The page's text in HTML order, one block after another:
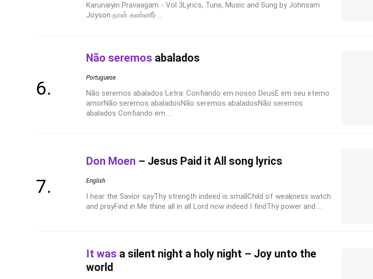
Karunaiyin Pravaagam - Vol 3Lyrics, Tune, Music and Sung by Johnsam
Joyson நான் கண்ணீர் ...
Não seremos abalados
Portuguese
Não seremos abalados Letra: Confiando em nosso DeusE em seu eterno
amorNão seremos abaladosNão seremos abaladosNão seremos
abalados Confiando em ...
Don Moen – Jesus Paid it All song lyrics
English
I hear the Savior sayThy strength indeed is smallChild of weakness watch
and prayFind in Me thine all in all Lord now indeed I findThy power and ...
It was a silent night a holy night – Joy unto the
world